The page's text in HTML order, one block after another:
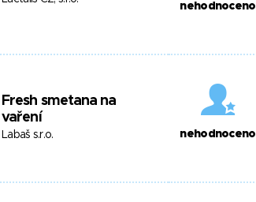
nehodnoceno
Fresh smetana na
vaření
Labaš s.r.o. nehodnoceno